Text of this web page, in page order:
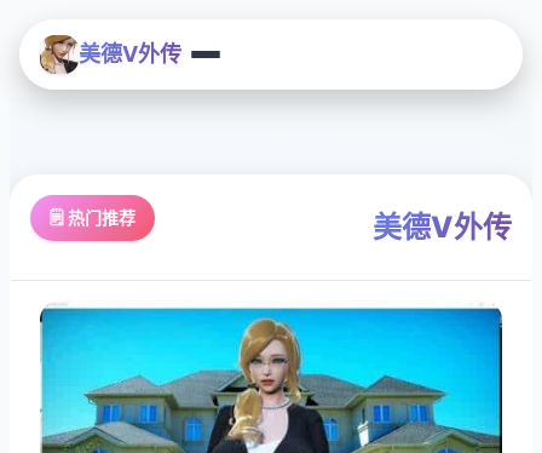
美德V外传
🗒️ 热门推荐 美德V外传